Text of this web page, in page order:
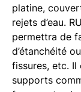
platine,
rejets d’eau.
permettra de
d’étanchéité
fissures, etc.
supports